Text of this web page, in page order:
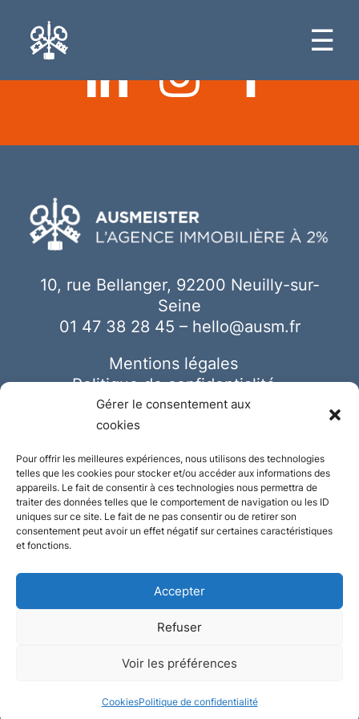
Gérer le consentement aux
cookies
Pour offrir les meilleures expériences, nous utilisons des technologies
telles que les cookies pour stocker et/ou accéder aux informations des
appareils. Le fait de consentir à ces technologies nous permettra de
traiter des données telles que le comportement de navigation ou les ID
uniques sur ce site. Le fait de ne pas consentir ou de retirer son
consentement peut avoir un effet négatif sur certaines caractéristiques
et fonctions.
Accepter
Refuser
Voir les préférences
CookiesPolitique de confidentialité
☰
10, rue Bellanger, 92200 Neuilly-sur-
Seine
01 47 38 28 45 – hello@ausm.fr
Mentions légales
Politique de confidentialité
Cookies
Conception et réalisation :Plate